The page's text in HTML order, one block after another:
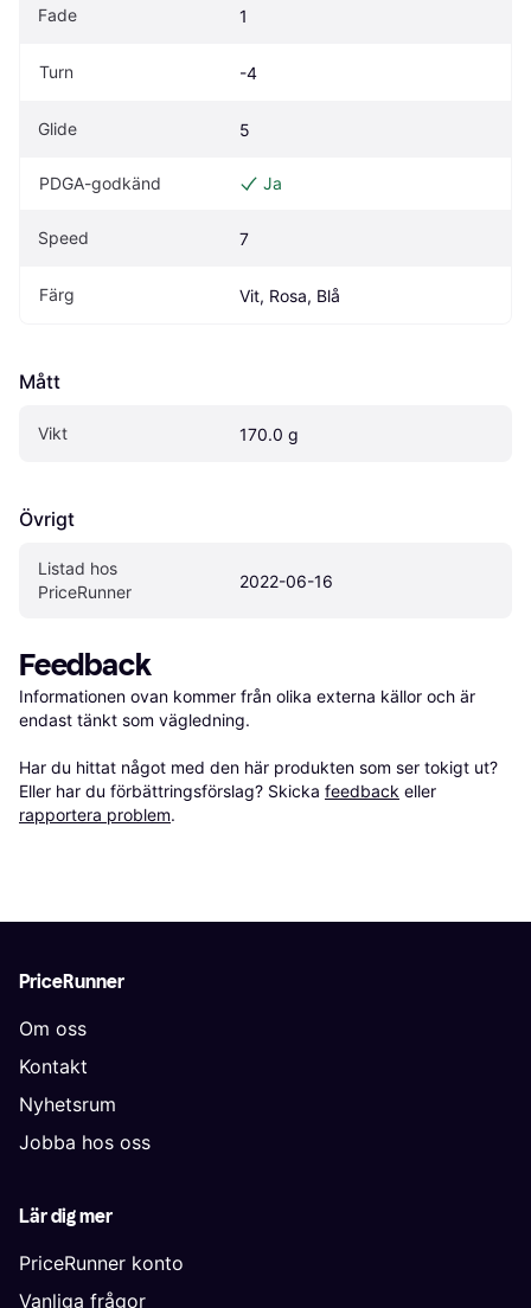
Fade 1
Turn -4
Glide 5
PDGA-godkänd Ja
Speed 7
Färg Vit, Rosa, Blå
Mått
Vikt 170.0 g
Övrigt
Listad hos
PriceRunner
2022-06-16
Feedback
Informationen ovan kommer från olika externa källor och är
endast tänkt som vägledning.
Har du hittat något med den här produkten som ser tokigt ut?
Eller har du förbättringsförslag? Skicka feedback eller
rapportera problem.
PriceRunner
Om oss
Kontakt
Nyhetsrum
Jobba hos oss
Lär dig mer
PriceRunner konto
Vanliga frågor